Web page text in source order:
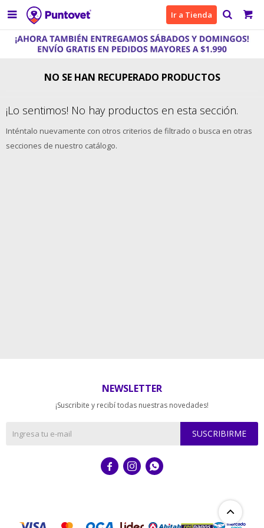
 Ir a Tienda
NO SE HAN RECUPERADO PRODUCTOS
¡Lo sentimos! No hay productos en esta sección.
Inténtalo nuevamente con otros criterios de filtrado o busca en otras
secciones de nuestro catálogo.
NEWSLETTER
¡Suscribite y recibí todas nuestras novedades!
SUSCRIBIRME
  